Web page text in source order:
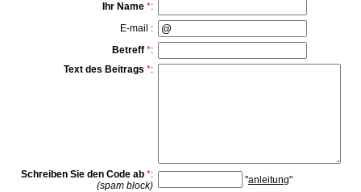
Ihr Name *:
E-mail :
Betreff *:
Text des Beitrags *:
Schreiben Sie den Code ab *:
(spam block)
"anleitung"